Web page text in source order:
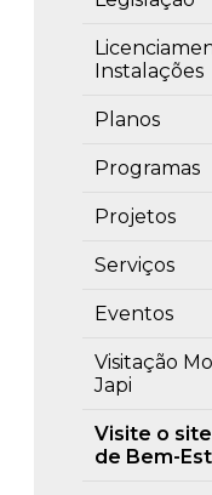
Instalações
Planos
Programas
Projetos
Serviços
Eventos
Visitação
Japi
Visite o
de Bem-